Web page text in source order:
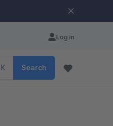
Log in
K Search